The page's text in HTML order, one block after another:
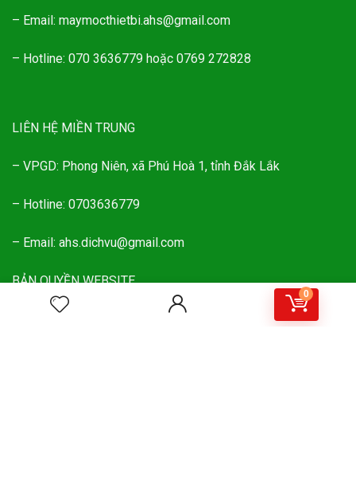
0
– Email: maymocthietbi.ahs@gmail.com
– Hotline: 070 3636779 hoặc 0769 272828
LIÊN HỆ MIỀN TRUNG
– VPGD: Phong Niên, xã Phú Hoà 1, tỉnh Đắk Lắk
– Hotline: 0703636779
– Email: ahs.dichvu@gmail.com
BẢN QUYỀN WEBSITE